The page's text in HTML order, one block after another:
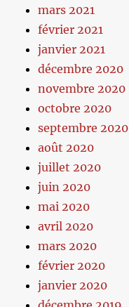
mars 2021
février 2021
janvier 2021
décembre 2020
novembre 2020
octobre 2020
septembre 2020
août 2020
juillet 2020
juin 2020
mai 2020
avril 2020
mars 2020
février 2020
janvier 2020